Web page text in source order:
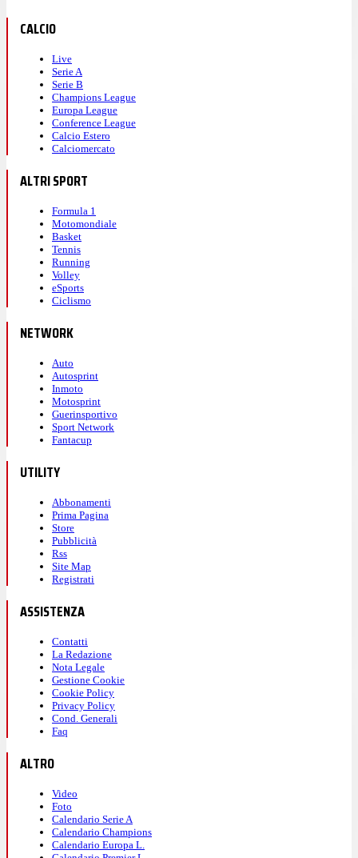
CALCIO
Live
Serie A
Serie B
Champions League
Europa League
Conference League
Calcio Estero
Calciomercato
ALTRI SPORT
Formula 1
Motomondiale
Basket
Tennis
Running
Volley
eSports
Ciclismo
NETWORK
Auto
Autosprint
Inmoto
Motosprint
Guerinsportivo
Sport Network
Fantacup
UTILITY
Abbonamenti
Prima Pagina
Store
Pubblicità
Rss
Site Map
Registrati
ASSISTENZA
Contatti
La Redazione
Nota Legale
Gestione Cookie
Cookie Policy
Privacy Policy
Cond. Generali
Faq
ALTRO
Video
Foto
Calendario Serie A
Calendario Champions
Calendario Europa L.